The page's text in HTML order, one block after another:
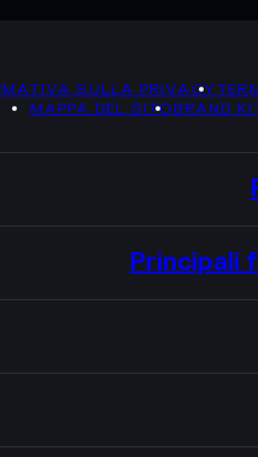
SULLA PRIVACY
MAPPA DEL SITOBRAND
Principali